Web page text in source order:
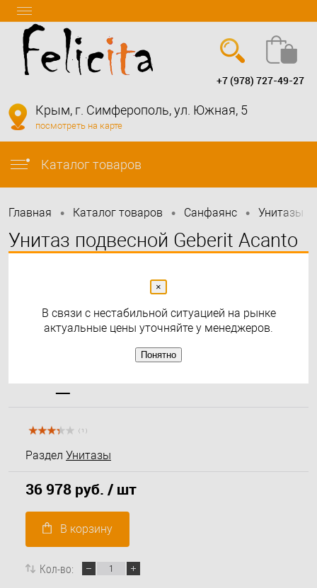
info@felicita-crimea.ru
+7 (978) 727-49-27
Крым, г. Симферополь, ул. Южная, 5
посмотреть на карте
Каталог товаров
Главная • Каталог товаров • Санфаянс • Унитазы
Унитаз подвесной Geberit Acanto
( 1 )
Раздел Унитазы
36 978 руб. / шт
В корзину
Кол-во:
×
В связи с нестабильной ситуацией на рынке
актуальные цены уточняйте у менеджеров.
Понятно